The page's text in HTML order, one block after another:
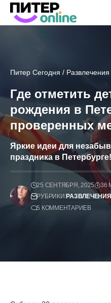
Питер Сегодня / Развлечения
Где отметить
рождения в
проверенных
Яркие идеи для
праздника в Петербурге!
25 СЕНТЯБРЯ, 2025
36
РУБРИКИ:РАЗВЛЕЧЕНИЯ
5 КОММЕНТАРИЕВ